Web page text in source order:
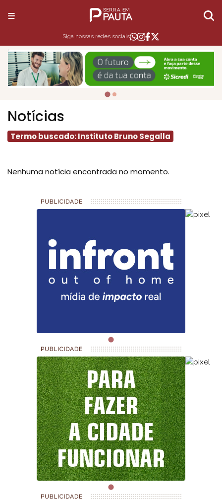
Siga nossas redes sociais
Notícias
Termo buscado: Instituto Bruno Segalla
Nenhuma notícia encontrada no momento.